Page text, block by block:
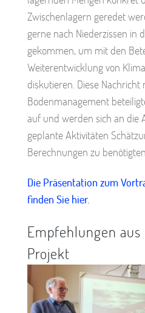
Zwischenlagern geredet
gerne nach Niederzissen in
gekommen, um mit den
Weiterentwicklung von
diskutieren. Diese
Bodenmanagement
auf und werden sich an die
geplante Aktivitäten
Berechnungen zu
Die Präsentation zum
finden Sie hier.
Empfehlungen aus
Projekt